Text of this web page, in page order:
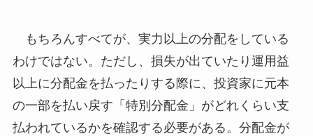
もちろんすべてが、実力以上の分配をしている
わけではない。ただし、損失が出ていたり運用益
以上に分配金を払ったりする際に、投資家に元本
の一部を払い戻す「特別分配金」がどれくらい支
払われているかを確認する必要がある。分配金が